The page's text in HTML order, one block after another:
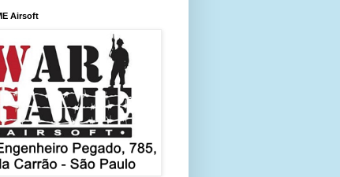
Airsoft